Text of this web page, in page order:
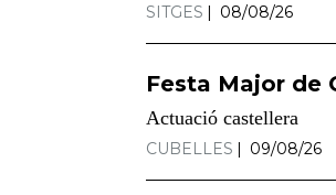
SITGES 08/08/26
Festa Major de
Actuació castellera
CUBELLES 09/08/26